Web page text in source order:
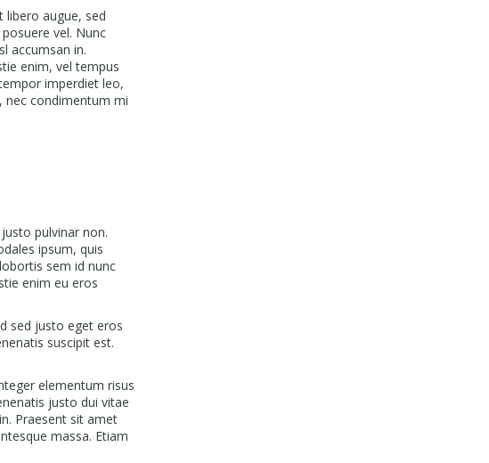
augue, sed
vel. Nunc
accumsan in.
enim, vel tempus
imperdiet leo,
nec condimentum mi
pulvinar non.
ipsum, quis
sem id nunc
enim eu eros
sed justo eget eros
suscipit est.
elementum risus
justo dui vitae
Praesent sit amet
massa. Etiam